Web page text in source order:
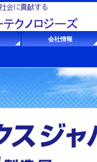
会社情報